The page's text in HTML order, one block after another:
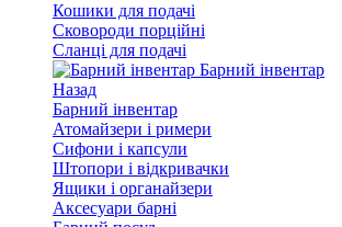
Кошики для подачі
Сковороди порційні
Сланці для подачі
Барний інвентар
Назад
Барний інвентар
Атомайзери і римери
Сифони і капсули
Штопори і відкривачки
Ящики і органайзери
Аксесуари барні